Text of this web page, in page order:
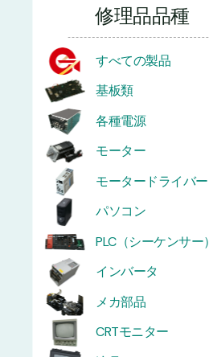
修理品品種
すべての製品
基板類
各種電源
モーター
モータードライバー
パソコン
PLC（シーケンサー）
インバータ
メカ部品
CRTモニター